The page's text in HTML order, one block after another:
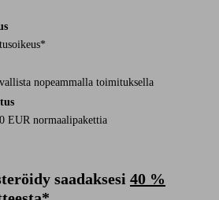
nopeammalla toimituksella
EUR normaalipakettia
saadaksesi 40 %